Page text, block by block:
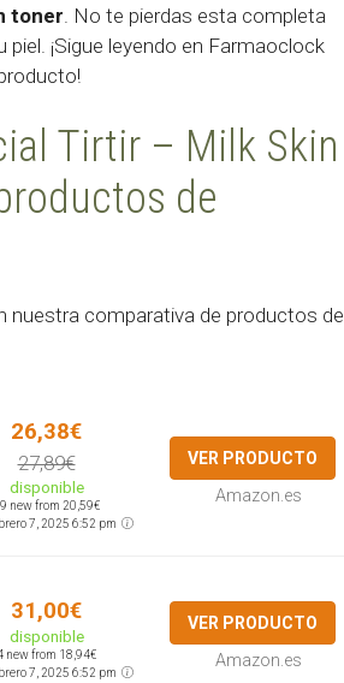
toner . No te pierdas esta completa
¡Sigue leyendo en Farmaoclock
Tirtir – Milk Skin
de
nuestra comparativa de productos de
26,38€
27,89€
disponible
new from 20,59€
7, 2025 6:52 pm
VER PRODUCTO
Amazon.es
31,00€
disponible
new from 18,94€
7, 2025 6:52 pm
VER PRODUCTO
Amazon.es